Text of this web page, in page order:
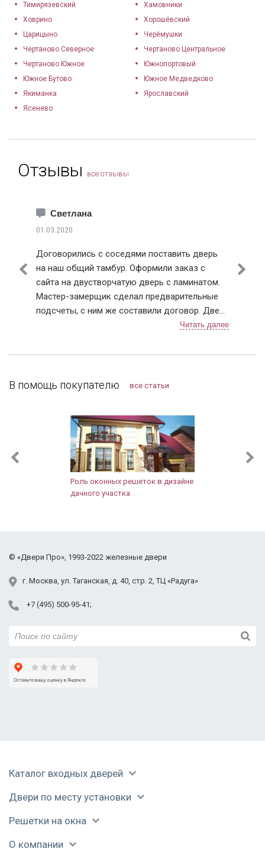
Тимирязевский
Хамовники
Ховрино
Хорошёвский
Царицыно
Черёмушки
Чертаново Северное
Чертаново Центральное
Чертаново Южное
Южнопортовый
Южное Бутово
Южное Медведково
Якиманка
Ярославский
Ясенево
Отзывы все отзывы
Светлана
01.03.2020
Договорились с соседями поставить дверь
на наш общий тамбур. Оформили заказ с
сайта на двустворчатую дверь с ламинатом.
Мастер-замерщик сделал предварительные
подсчеты, с ним же составили договор. Дверь
изготавливали чуть больше недели, с
установки разница чувствуется, теперь нет ни
тамбур привели в порядок. Компанию я
В помощь покупателю все статьи
Роль оконных решеток в дизайне
дачного участка
г. Москва, ул. Таганская, д. 40, стр. 2, ТЦ «Радуга»
+7 (495) 500-95-41
© «Двери Про», 1993-2022 железные двери
Каталог входных дверей
Двери по месту установки
Решетки на окна
О компании